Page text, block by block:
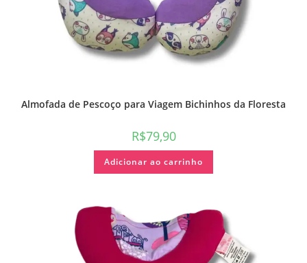
Almofada de Pescoço para Viagem Bichinhos da Floresta
R$79,90
Adicionar ao carrinho